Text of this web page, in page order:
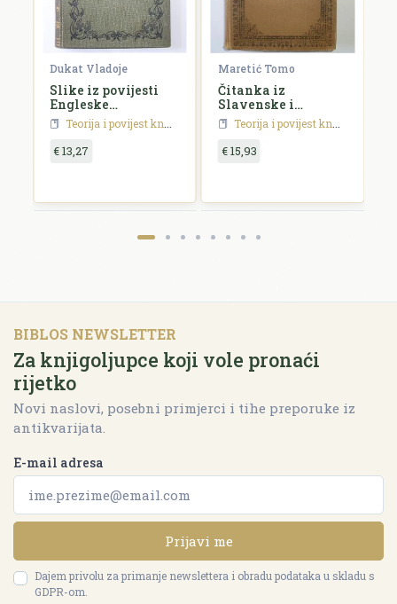
Dukat Vladoje
Slike iz povijesti
Engleske
književnosti
Teorija i povijest književnosti
€ 13,27
Maretić Tomo
Čitanka iz
Slavenske i
Madžarske
književnosti
Teorija i povijest književnosti
€ 15,93
BIBLOS NEWSLETTER
Za knjigoljupce koji vole pronaći
rijetko
Novi naslovi, posebni primjerci i tihe preporuke iz
antikvarijata.
E-mail adresa
Prijavi me
Dajem privolu za primanje newslettera i obradu podataka u skladu s
GDPR-om.